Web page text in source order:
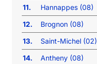
11.
Hannappes (08)
12.
Brognon (08)
13.
Saint-Michel (02)
14.
Antheny (08)